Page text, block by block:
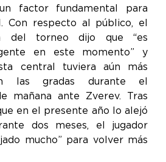
factor fundamental para
Con respecto al público, el
del torneo dijo que “es
en este momento” y
central tuviera aún más
las gradas durante el
mañana ante Zverev. Tras
en el presente año lo alejó
dos meses, el jugador
mucho” para volver más